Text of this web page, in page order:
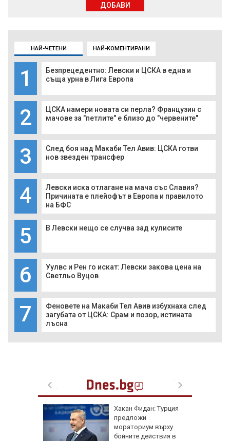
НАЙ-ЧЕТЕНИ НАЙ-КОМЕНТИРАНИ
1
Безпрецедентно: Левски и ЦСКА в една и
съща урна в Лига Европа
2
ЦСКА намери новата си перла? Французин с
мачове за "петлите" е близо до "червените"
3
След боя над Макаби Тел Авив: ЦСКА готви
нов звезден трансфер
4
Левски иска отлагане на мача със Славия?
Причината е плейофът в Европа и правилото
на БФС
5 В Левски нещо се случва зад кулисите
6
Уулвс и Рен го искат: Левски закова цена на
Светльо Вуцов
7
Феновете на Макаби Тел Авив избухнаха след
загубата от ЦСКА: Срам и позор, истината
лъсна
Хакан Фидан: Турция
предложи
мораториум върху
бойните действия в
ДОБАВИ